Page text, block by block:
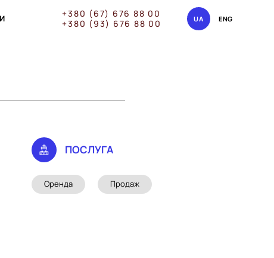
+380 (67) 676 88 00
+380 (93) 676 88 00
UA ENG
ПОСЛУГА
Оренда Продаж